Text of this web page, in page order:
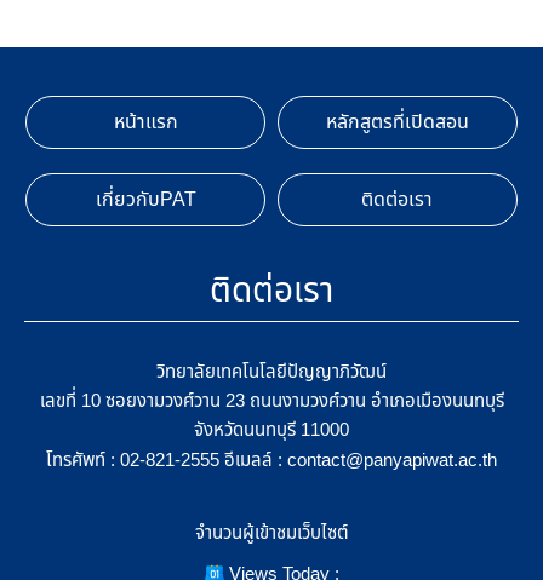
หน้าแรก หลักสูตรที่เปิดสอน
เกี่ยวกับPAT ติดต่อเรา
ติดต่อเรา
วิทยาลัยเทคโนโลยีปัญญาภิวัฒน์
เลขที่ 10 ซอยงามวงศ์วาน 23 ถนนงามวงศ์วาน อำเภอเมืองนนทบุรี
จังหวัดนนทบุรี 11000
โทรศัพท์ : 02-821-2555 อีเมลล์ : contact@panyapiwat.ac.th
จำนวนผู้เข้าชมเว็บไซต์
Views Today :